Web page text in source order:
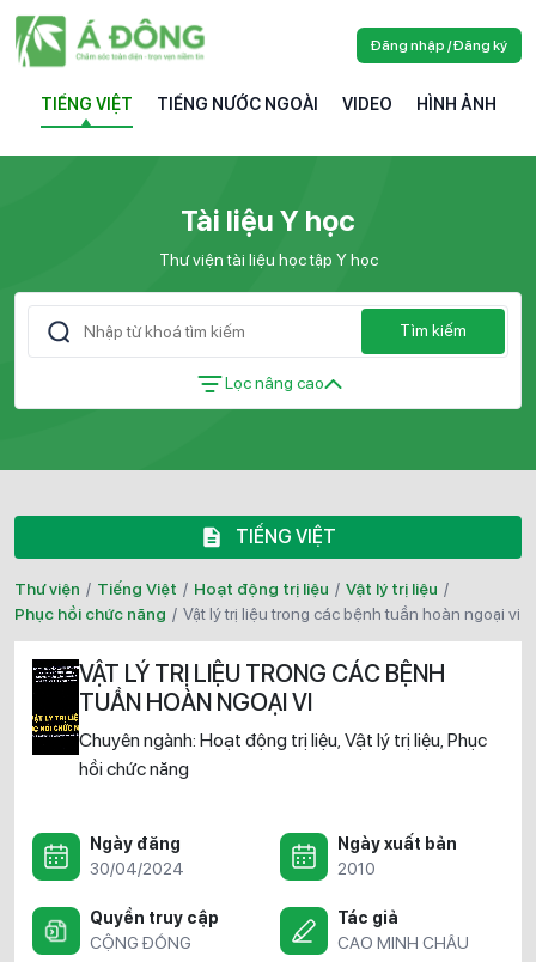
TIẾNG VIỆT TIẾNG NƯỚC NGOÀI VIDEO HÌNH ẢNH
Đăng nhập / Đăng ký
Tài liệu Y học
Thư viện tài liệu học tập Y học
Tìm kiếm
Lọc nâng cao
TIẾNG VIỆT
Thư viện / Tiếng Việt / Hoạt động trị liệu / Vật lý trị liệu /
Phục hồi chức năng / vật lý trị liệu trong các bệnh tuần hoàn ngoại vi
VẬT LÝ TRỊ LIỆU TRONG CÁC BỆNH
TUẦN HOÀN NGOẠI VI
Chuyên ngành: Hoạt động trị liệu Vật lý trị liệu Phục
hồi chức năng
Ngày đăng
30/04/2024
Ngày xuất bản
2010
Quyền truy cập
CỘNG ĐỒNG
Tác giả
CAO MINH CHÂU